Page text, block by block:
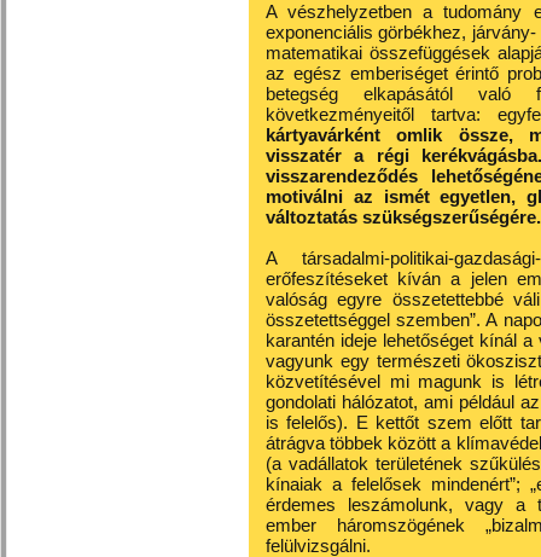
A vészhelyzetben a tudomány
exponenciális görbékhez,
matematikai összefüggések
az egész emberiséget érintő
betegség elkapásától
következményeitől tartva:
kártyavárként omlik össze,
visszatér a régi
visszarendeződés
motiválni az ismét egyetlen,
változtatás szükségszerűségére.
A társadalmi-politikai-
erőfeszítéseket kíván a jelen
valóság egyre összetettebbé
összetettséggel szemben”. A
karantén ideje lehetőséget kínál
vagyunk egy természeti
közvetítésével mi magunk is
gondolati hálózatot, ami például
is felelős). E kettőt szem előtt
átrágva többek között a
(a vadállatok területének
kínaiak a felelősek mindenért”;
érdemes leszámolunk, vagy a
ember háromszögének
felülvizsgálni.